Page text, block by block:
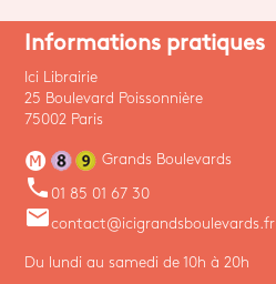
Informations pratiques
Ici Librairie
25 Boulevard Poissonnière
75002 Paris
Grands Boulevards
phone 01 85 01 67 30
emailcontact@icigrandsboulevards.fr
Du lundi au samedi de 10h à 20h